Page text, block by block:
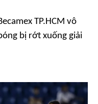
TP.HCM vô
bị rớt xuống giải